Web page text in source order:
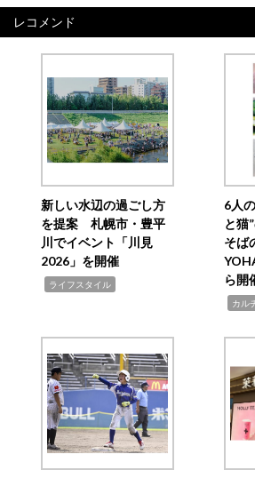
レコメンド
新しい水辺の過ごし方
を提案 札幌市・豊平
川でイベント「川見
2026」を開催
ライフスタイル
6人
と猫
そば
ら開
カル